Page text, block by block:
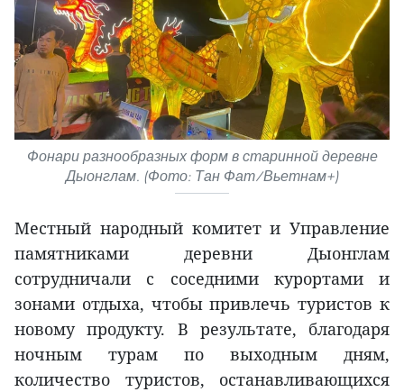
Фонари разнообразных форм в старинной деревне
Дыонглам. (Фото: Тан Фат/Вьетнам+)
Местный народный комитет и Управление
памятниками деревни Дыонглам
сотрудничали с соседними курортами и
зонами отдыха, чтобы привлечь туристов к
новому продукту. В результате, благодаря
ночным турам по выходным дням,
количество туристов, останавливающихся